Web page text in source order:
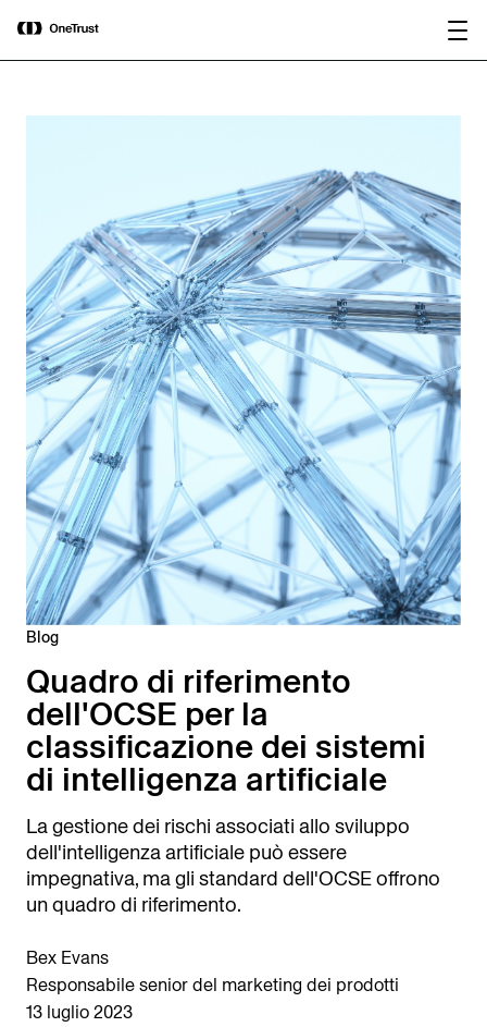
OneTrust nominata “Visionaria” nel
Magic Quadrant™ 2026 di Gartner®
per le piattaforme di governance
Blog
Quadro di riferimento
dell'OCSE per la
classificazione dei sistemi
di intelligenza artificiale
La gestione dei rischi associati allo sviluppo
dell'intelligenza artificiale può essere
impegnativa, ma gli standard dell'OCSE offrono
un quadro di riferimento.
Bex Evans
Responsabile senior del marketing dei prodotti
13 luglio 2023